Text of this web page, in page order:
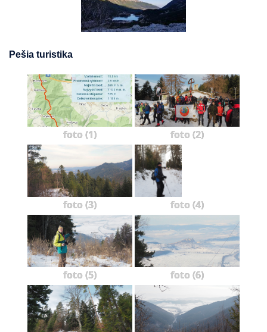
Pešia turistika
foto (1) foto (2)
foto (3) foto (4)
foto (5) foto (6)